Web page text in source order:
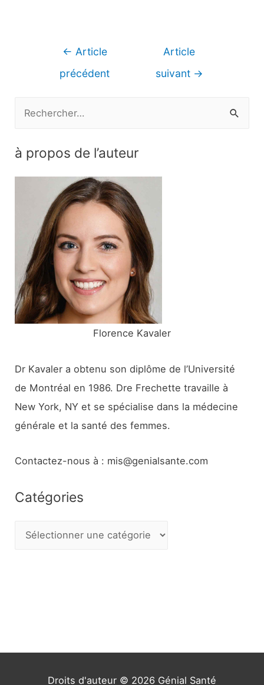
Navigation
← Article
précédent
Article
suivant →
h
:
à propos de l’auteur
Florence Kavaler
Dr Kavaler a obtenu son diplôme de l’Université
de Montréal en 1986. Dre Frechette travaille à
New York, NY et se spécialise dans la médecine
générale et la santé des femmes.
Contactez-nous à : mis@genialsante.com
Catégories
Droits d'auteur © 2026 Génial Santé